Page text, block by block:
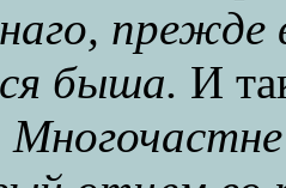
прежде
быша. И
Многочастне